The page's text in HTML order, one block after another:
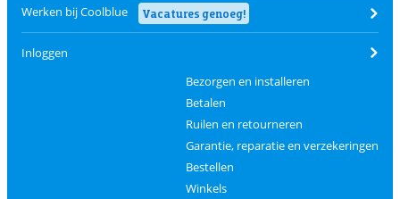
Werken bij Coolblue Vacatures genoeg!
Inloggen
Bezorgen en installeren
Betalen
Ruilen en retourneren
Garantie, reparatie en verzekeringen
Bestellen
Winkels